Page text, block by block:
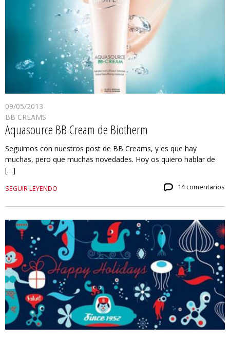
09/05/2013
BB CREAMS
Aquasource BB Cream de Biotherm
Seguimos con nuestros post de BB Creams, y es que hay
muchas, pero que muchas novedades. Hoy os quiero hablar de
[…]
SEGUIR LEYENDO 14 comentarios